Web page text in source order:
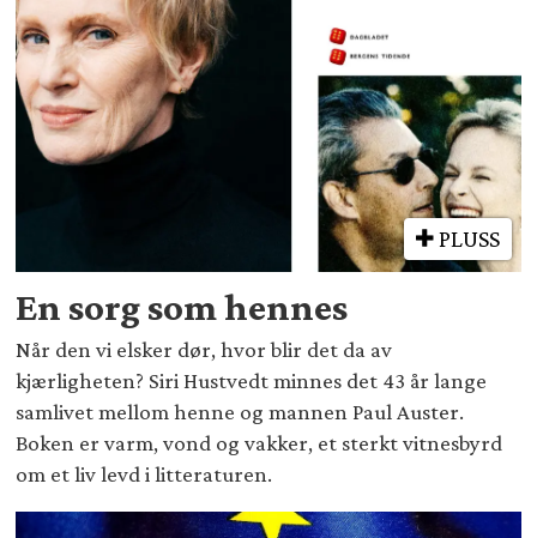
PLUSS
En sorg som hennes
Når den vi elsker dør, hvor blir det da av
kjærligheten? Siri Hustvedt minnes det 43 år lange
samlivet mellom henne og mannen Paul Auster.
Boken er varm, vond og vakker, et sterkt vitnesbyrd
om et liv levd i litteraturen.